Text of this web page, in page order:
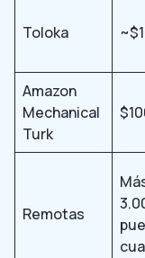
Toloka
Amazon
Mechanical
Turk
Remotas